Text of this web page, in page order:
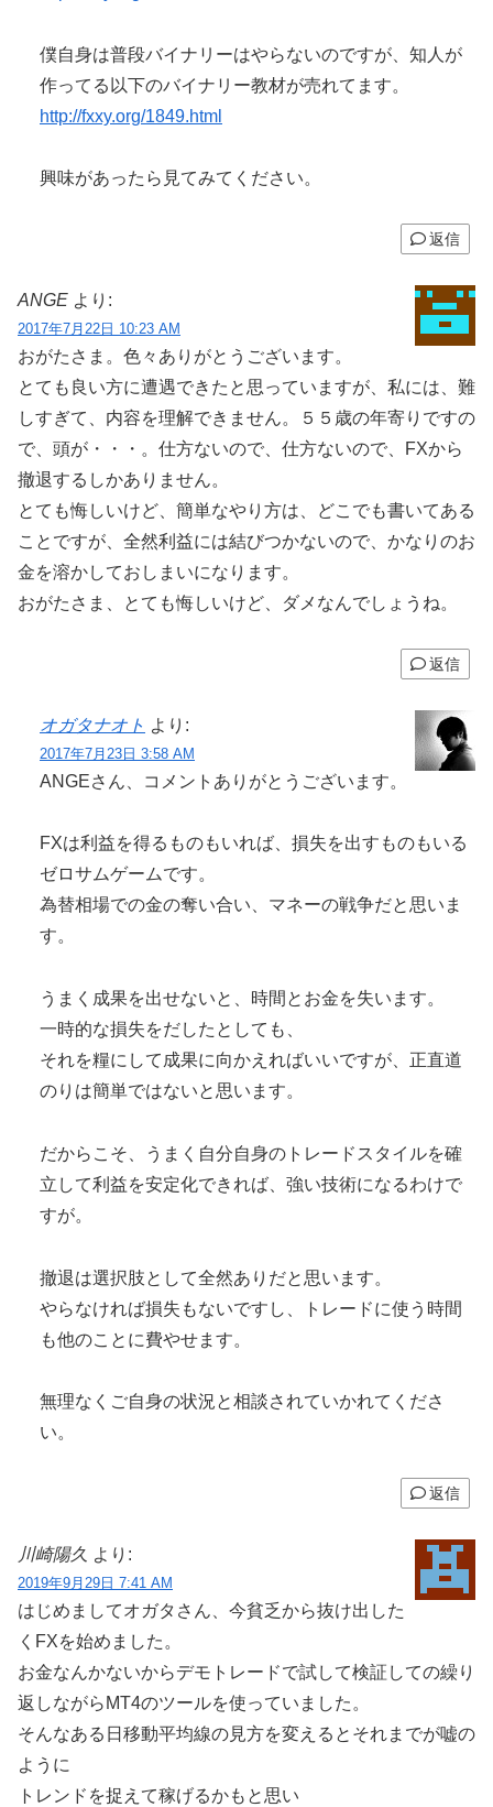
僕自身は普段バイナリーはやらないのですが、知人が
作ってる以下のバイナリー教材が売れてます。
http://fxxy.org/1849.html
興味があったら見てみてください。
返信
ANGE より:
2017年7月22日 10:23 AM
おがたさま。色々ありがとうございます。
とても良い方に遭遇できたと思っていますが、私には、難
しすぎて、内容を理解できません。５５歳の年寄りですの
で、頭が・・・。仕方ないので、仕方ないので、FXから
撤退するしかありません。
とても悔しいけど、簡単なやり方は、どこでも書いてある
ことですが、全然利益には結びつかないので、かなりのお
金を溶かしておしまいになります。
おがたさま、とても悔しいけど、ダメなんでしょうね。
返信
オガタナオト より:
2017年7月23日 3:58 AM
ANGEさん、コメントありがとうございます。
FXは利益を得るものもいれば、損失を出すものもいる
ゼロサムゲームです。
為替相場での金の奪い合い、マネーの戦争だと思いま
す。
うまく成果を出せないと、時間とお金を失います。
一時的な損失をだしたとしても、
それを糧にして成果に向かえればいいですが、正直道
のりは簡単ではないと思います。
だからこそ、うまく自分自身のトレードスタイルを確
立して利益を安定化できれば、強い技術になるわけで
すが。
撤退は選択肢として全然ありだと思います。
やらなければ損失もないですし、トレードに使う時間
も他のことに費やせます。
無理なくご自身の状況と相談されていかれてくださ
い。
返信
川崎陽久 より:
2019年9月29日 7:41 AM
はじめましてオガタさん、今貧乏から抜け出した
くFXを始めました。
お金なんかないからデモトレードで試して検証しての繰り
返しながらMT4のツールを使っていました。
そんなある日移動平均線の見方を変えるとそれまでが嘘の
ように
トレンドを捉えて稼げるかもと思い